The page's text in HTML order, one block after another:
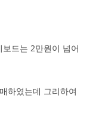
드는 2만원이 넘어
하였는데 그리하여